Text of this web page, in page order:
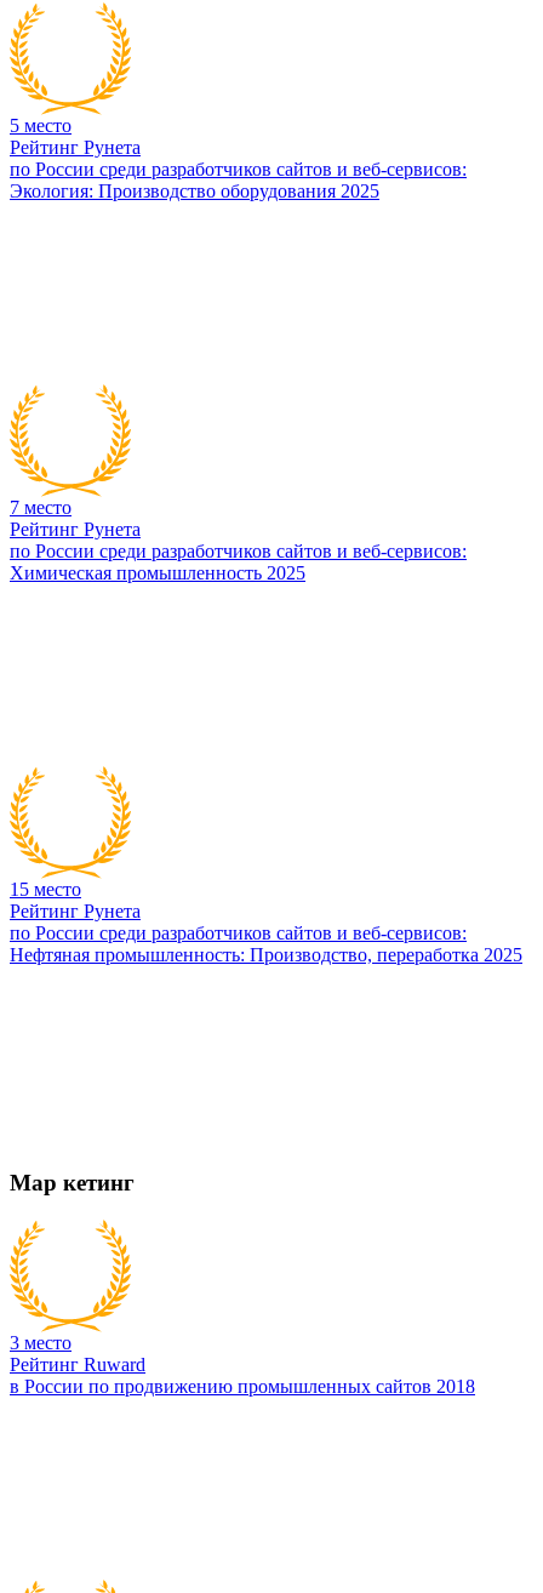
5 место
Рейтинг Рунета
по России среди разработчиков сайтов и веб-сервисов:
Экология: Производство оборудования 2025
7 место
Рейтинг Рунета
по России среди разработчиков сайтов и веб-сервисов:
Химическая промышленность 2025
15 место
Рейтинг Рунета
по России среди разработчиков сайтов и веб-сервисов:
Нефтяная промышленность: Производство, переработка 2025
Мар кетинг
3 место
Рейтинг Ruward
в России по продвижению промышленных сайтов 2018